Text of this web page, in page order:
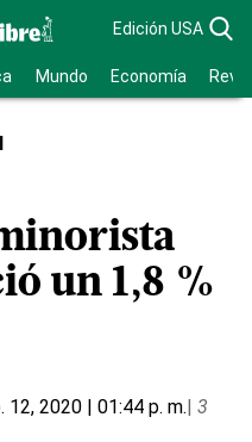
Edición USA
Mundo Economía
un 1,8 %
12, 2020 | 01:44 p. m.| 3